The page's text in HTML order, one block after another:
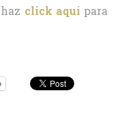
click aquí para